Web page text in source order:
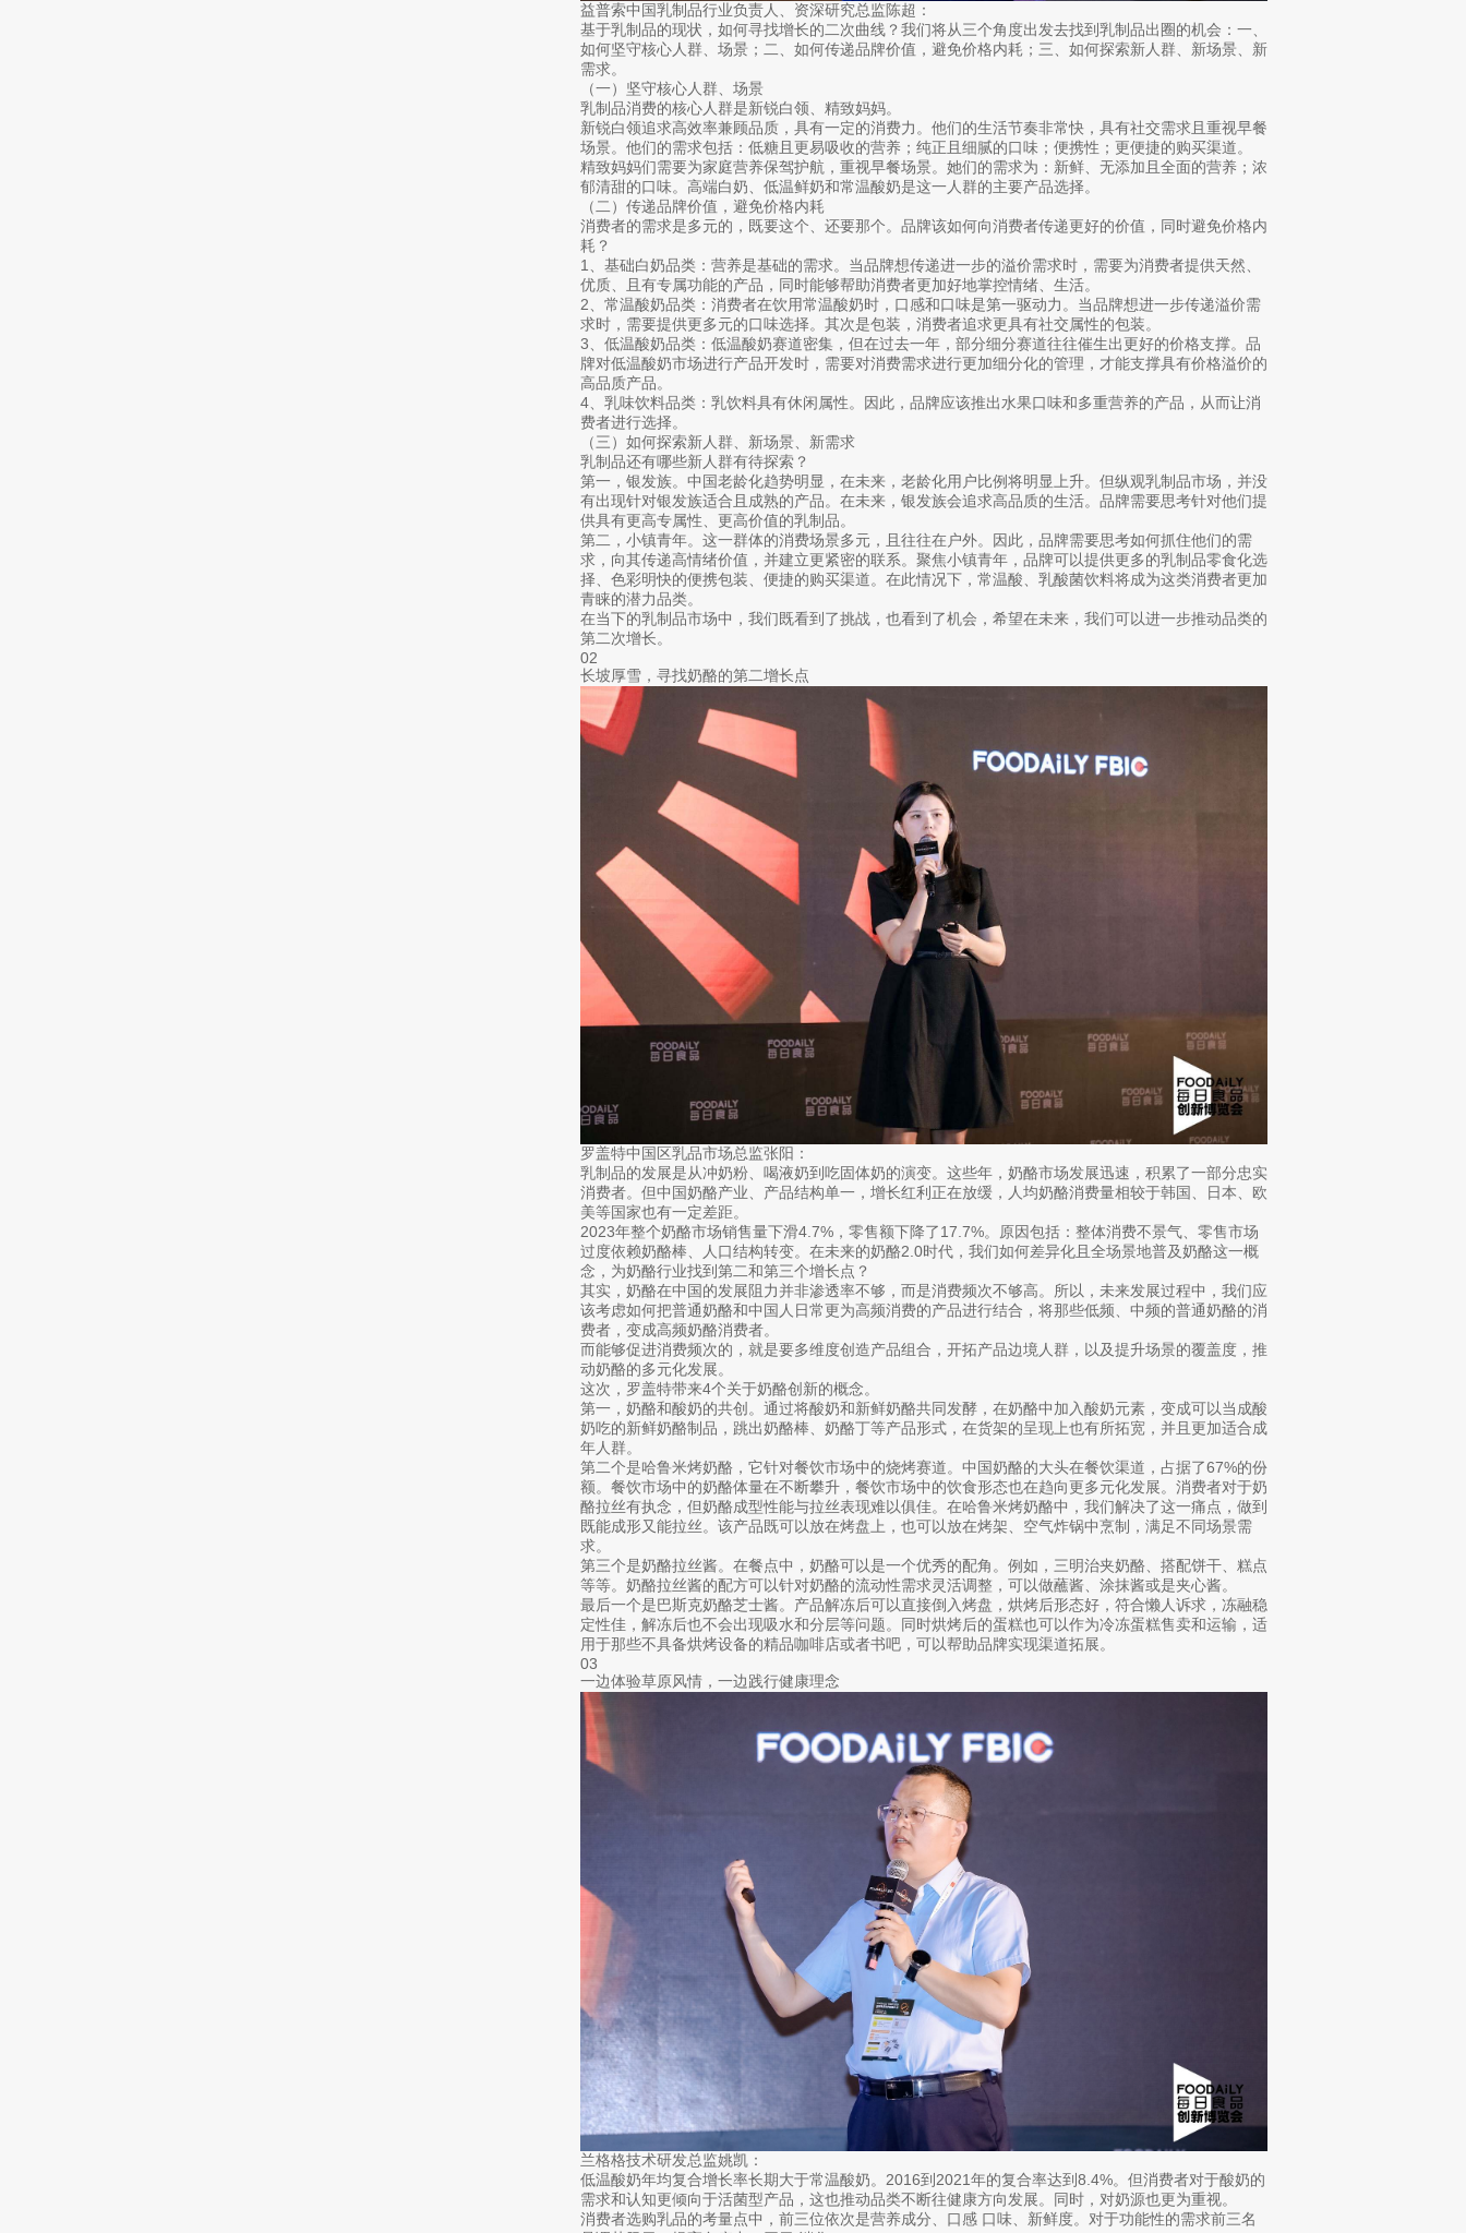
益普索中国乳制品行业负责人、资深研究总监陈超：
基于乳制品的现状，如何寻找增长的二次曲线？我们将从三个角度出发去找到乳制品出圈的机会：一、
如何坚守核心人群、场景；二、如何传递品牌价值，避免价格内耗；三、如何探索新人群、新场景、新
需求。
（一）坚守核心人群、场景
乳制品消费的核心人群是新锐白领、精致妈妈。
新锐白领追求高效率兼顾品质，具有一定的消费力。他们的生活节奏非常快，具有社交需求且重视早餐
场景。他们的需求包括：低糖且更易吸收的营养；纯正且细腻的口味；便携性；更便捷的购买渠道。
精致妈妈们需要为家庭营养保驾护航，重视早餐场景。她们的需求为：新鲜、无添加且全面的营养；浓
郁清甜的口味。高端白奶、低温鲜奶和常温酸奶是这一人群的主要产品选择。
（二）传递品牌价值，避免价格内耗
消费者的需求是多元的，既要这个、还要那个。品牌该如何向消费者传递更好的价值，同时避免价格内
耗？
1、基础白奶品类：营养是基础的需求。当品牌想传递进一步的溢价需求时，需要为消费者提供天然、
优质、且有专属功能的产品，同时能够帮助消费者更加好地掌控情绪、生活。
2、常温酸奶品类：消费者在饮用常温酸奶时，口感和口味是第一驱动力。当品牌想进一步传递溢价需
求时，需要提供更多元的口味选择。其次是包装，消费者追求更具有社交属性的包装。
3、低温酸奶品类：低温酸奶赛道密集，但在过去一年，部分细分赛道往往催生出更好的价格支撑。品
牌对低温酸奶市场进行产品开发时，需要对消费需求进行更加细分化的管理，才能支撑具有价格溢价的
高品质产品。
4、乳味饮料品类：乳饮料具有休闲属性。因此，品牌应该推出水果口味和多重营养的产品，从而让消
费者进行选择。
（三）如何探索新人群、新场景、新需求
乳制品还有哪些新人群有待探索？
第一，银发族。中国老龄化趋势明显，在未来，老龄化用户比例将明显上升。但纵观乳制品市场，并没
有出现针对银发族适合且成熟的产品。在未来，银发族会追求高品质的生活。品牌需要思考针对他们提
供具有更高专属性、更高价值的乳制品。
第二，小镇青年。这一群体的消费场景多元，且往往在户外。因此，品牌需要思考如何抓住他们的需
求，向其传递高情绪价值，并建立更紧密的联系。聚焦小镇青年，品牌可以提供更多的乳制品零食化选
择、色彩明快的便携包装、便捷的购买渠道。在此情况下，常温酸、乳酸菌饮料将成为这类消费者更加
青睐的潜力品类。
在当下的乳制品市场中，我们既看到了挑战，也看到了机会，希望在未来，我们可以进一步推动品类的
第二次增长。
02
长坡厚雪，寻找奶酪的第二增长点
罗盖特中国区乳品市场总监张阳：
乳制品的发展是从冲奶粉、喝液奶到吃固体奶的演变。这些年，奶酪市场发展迅速，积累了一部分忠实
消费者。但中国奶酪产业、产品结构单一，增长红利正在放缓，人均奶酪消费量相较于韩国、日本、欧
美等国家也有一定差距。
2023年整个奶酪市场销售量下滑4.7%，零售额下降了17.7%。原因包括：整体消费不景气、零售市场
过度依赖奶酪棒、人口结构转变。在未来的奶酪2.0时代，我们如何差异化且全场景地普及奶酪这一概
念，为奶酪行业找到第二和第三个增长点？
其实，奶酪在中国的发展阻力并非渗透率不够，而是消费频次不够高。所以，未来发展过程中，我们应
该考虑如何把普通奶酪和中国人日常更为高频消费的产品进行结合，将那些低频、中频的普通奶酪的消
费者，变成高频奶酪消费者。
而能够促进消费频次的，就是要多维度创造产品组合，开拓产品边境人群，以及提升场景的覆盖度，推
动奶酪的多元化发展。
这次，罗盖特带来4个关于奶酪创新的概念。
第一，奶酪和酸奶的共创。通过将酸奶和新鲜奶酪共同发酵，在奶酪中加入酸奶元素，变成可以当成酸
奶吃的新鲜奶酪制品，跳出奶酪棒、奶酪丁等产品形式，在货架的呈现上也有所拓宽，并且更加适合成
年人群。
第二个是哈鲁米烤奶酪，它针对餐饮市场中的烧烤赛道。中国奶酪的大头在餐饮渠道，占据了67%的份
额。餐饮市场中的奶酪体量在不断攀升，餐饮市场中的饮食形态也在趋向更多元化发展。消费者对于奶
酪拉丝有执念，但奶酪成型性能与拉丝表现难以俱佳。在哈鲁米烤奶酪中，我们解决了这一痛点，做到
既能成形又能拉丝。该产品既可以放在烤盘上，也可以放在烤架、空气炸锅中烹制，满足不同场景需
求。
第三个是奶酪拉丝酱。在餐点中，奶酪可以是一个优秀的配角。例如，三明治夹奶酪、搭配饼干、糕点
等等。奶酪拉丝酱的配方可以针对奶酪的流动性需求灵活调整，可以做蘸酱、涂抹酱或是夹心酱。
最后一个是巴斯克奶酪芝士酱。产品解冻后可以直接倒入烤盘，烘烤后形态好，符合懒人诉求，冻融稳
定性佳，解冻后也不会出现吸水和分层等问题。同时烘烤后的蛋糕也可以作为冷冻蛋糕售卖和运输，适
用于那些不具备烘烤设备的精品咖啡店或者书吧，可以帮助品牌实现渠道拓展。
03
一边体验草原风情，一边践行健康理念
兰格格技术研发总监姚凯：
低温酸奶年均复合增长率长期大于常温酸奶。2016到2021年的复合率达到8.4%。但消费者对于酸奶的
需求和认知更倾向于活菌型产品，这也推动品类不断往健康方向发展。同时，对奶源也更为重视。
消费者选购乳品的考量点中，前三位依次是营养成分、口感 口味、新鲜度。对于功能性的需求前三名